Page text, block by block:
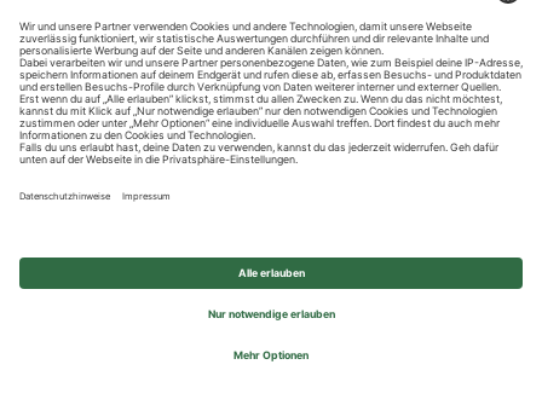
Datenschutzhinweise
Impressum
Privatsphäre-Einstellungen
© 2026 REWE Group - All rights reserved